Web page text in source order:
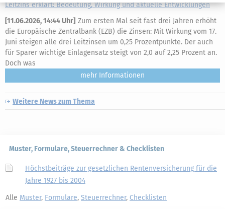
Leitzins erklärt: Bedeutung, Wirkung und aktuelle Entwicklungen
[11.06.2026, 14:44 Uhr] Zum ersten Mal seit fast drei Jahren erhöht
die Europäische Zentralbank (EZB) die Zinsen: Mit Wirkung vom 17.
Juni steigen alle drei Leitzinsen um 0,25 Prozentpunkte. Der auch
für Sparer wichtige Einlagensatz steigt von 2,0 auf 2,25 Prozent an.
Doch was
mehr
Weitere News zum Thema
Muster, Formulare, Steuerrechner & Checklisten
Höchstbeiträge zur gesetzlichen Rentenversicherung für die
Jahre 1927 bis 2004
Alle Muster, Formulare, Steuerrechner, Checklisten